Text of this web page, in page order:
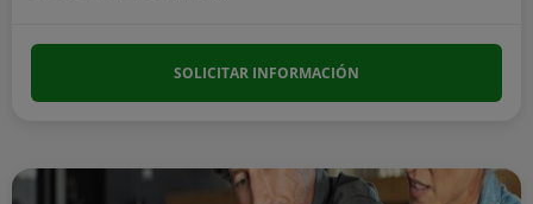
SOLICITAR INFORMACIÓN